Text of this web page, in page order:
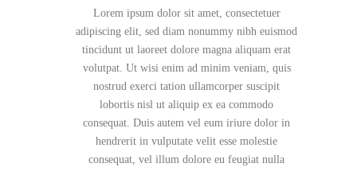
Lorem ipsum dolor sit amet, consectetuer
adipiscing elit, sed diam nonummy nibh euismod
tincidunt ut laoreet dolore magna aliquam erat
volutpat. Ut wisi enim ad minim veniam, quis
nostrud exerci tation ullamcorper suscipit
lobortis nisl ut aliquip ex ea commodo
consequat. Duis autem vel eum iriure dolor in
hendrerit in vulputate velit esse molestie
consequat, vel illum dolore eu feugiat nulla